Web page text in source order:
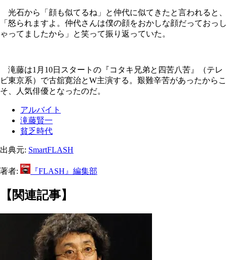
光石から「顔も似てるね」と仲代に似てきたと言われると、
「怒られますよ。仲代さんは僕の顔をおかしな顔だっておっし
ゃってましたから」と笑って振り返っていた。
滝藤は1月10日スタートの『コタキ兄弟と四苦八苦』（テレ
ビ東京系）で古舘寛治とW主演する。艱難辛苦があったからこ
そ、人気俳優となったのだ。
アルバイト
滝藤賢一
貧乏時代
出典元: SmartFLASH
著者: 『FLASH』編集部
【関連記事】